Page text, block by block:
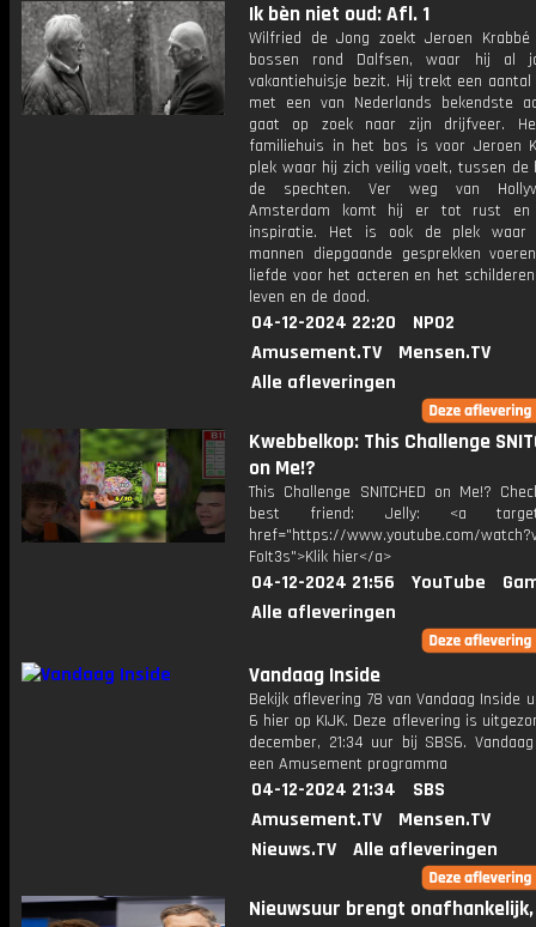
Ik bèn niet oud: Afl. 1
Wilfried de Jong zoekt Jeroen
bossen rond Dalfsen, waar hij al
vakantiehuisje bezit. Hij trekt een aantal
met een van Nederlands bekendste
gaat op zoek naar zijn drijfveer.
familiehuis in het bos is voor Jeroen
plek waar hij zich veilig voelt, tussen de
de spechten. Ver weg van
Amsterdam komt hij er tot rust
inspiratie. Het is ook de plek waar
mannen diepgaande gesprekken
liefde voor het acteren en het
leven en de dood.
04-12-2024 22:20
NPO2
Amusement.TV
Mensen.TV
Alle afleveringen
Kwebbelkop: This Challenge
on Me!?
This Challenge SNITCHED on Me!?
best friend: Jelly: <a
href="https://www.youtube.com/
FoIt3s">Klik hier</a>
04-12-2024 21:56 YouTube
Alle afleveringen
Vandaag Inside
Bekijk aflevering 78 van Vandaag Inside
6 hier op KIJK. Deze aflevering is
december, 21:34 uur bij SBS6.
een Amusement programma
04-12-2024 21:34
SBS
Amusement.TV
Mensen.TV
Nieuws.TV
Alle afleveringen
Nieuwsuur brengt onafhankelijk,